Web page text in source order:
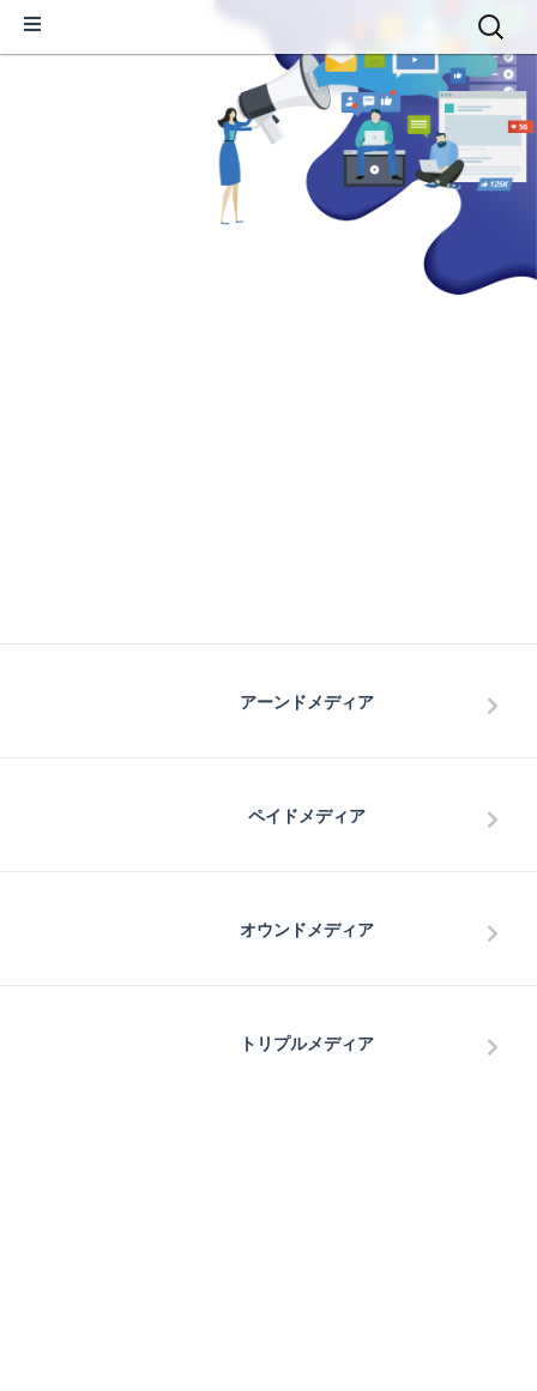
Skip
content
検
索:
アーンドメディア
ペイドメディア
オウンドメディア
トリプルメディア